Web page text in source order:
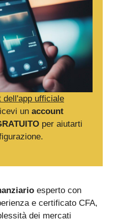
dell'app ufficiale
un account
per aiutarti
esperto con
e certificato CFA,
dei mercati